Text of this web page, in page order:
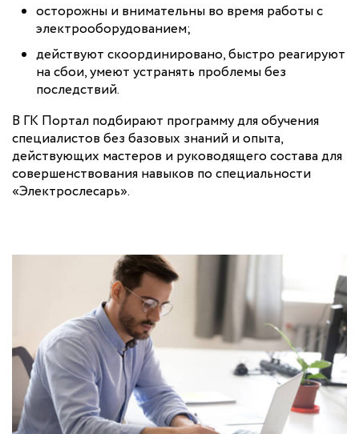
осторожны и внимательны во время работы с
электрооборудованием;
действуют скоординировано, быстро реагируют
на сбои, умеют устранять проблемы без
последствий.
В ГК Портал подбирают программу для обучения
специалистов без базовых знаний и опыта,
действующих мастеров и руководящего состава для
совершенствования навыков по специальности
«Электрослесарь».